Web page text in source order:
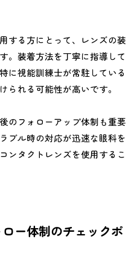
する方にとって、レンズの装
。装着方法を丁寧に指導して
に視能訓練士が常駐している
られる可能性が高いです。
のフォローアップ体制も重要
ブル時の対応が迅速な眼科を
ンタクトレンズを使用するこ
ー体制のチェックポ